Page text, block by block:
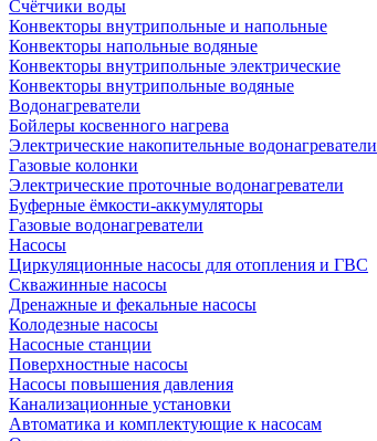
Счётчики воды
Конвекторы внутрипольные и напольные
Конвекторы напольные водяные
Конвекторы внутрипольные электрические
Конвекторы внутрипольные водяные
Водонагреватели
Бойлеры косвенного нагрева
Электрические накопительные водонагреватели
Газовые колонки
Электрические проточные водонагреватели
Буферные ёмкости-аккумуляторы
Газовые водонагреватели
Насосы
Циркуляционные насосы для отопления и ГВС
Скважинные насосы
Дренажные и фекальные насосы
Колодезные насосы
Насосные станции
Поверхностные насосы
Насосы повышения давления
Канализационные установки
Автоматика и комплектующие к насосам